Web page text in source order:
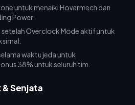
untuk menaiki Hovermech dan
Power.
Overclock Mode aktif untuk
waktu jeda untuk
38% untuk seluruh tim.
Senjata